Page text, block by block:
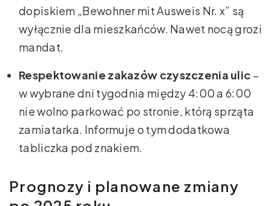
dopiskiem „Bewohner mit Ausweis Nr. x” są
wyłącznie dla mieszkańców. Nawet nocą grozi
mandat.
Respektowanie zakazów czyszczenia ulic –
w wybrane dni tygodnia między 4:00 a 6:00
nie wolno parkować po stronie, którą sprząta
zamiatarka. Informuje o tym dodatkowa
tabliczka pod znakiem.
Prognozy i planowane zmiany